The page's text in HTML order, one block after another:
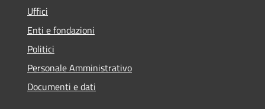
Uffici
Enti e fondazioni
Politici
Personale Amministrativo
Documenti e dati